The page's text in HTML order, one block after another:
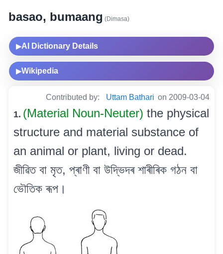
basao, bumaang (Dimasa)
▶AI Dictionary Details
▶Wikipedia
Contributed by: Uttam Bathari on 2009-03-04
1. (Material Noun-Neuter) the physical
structure and material substance of
an animal or plant, living or dead.
জীৱিত বা মৃত, প্ৰাণী বা উদ্ভিদৰ শাৰীৰিক গঠন বা
ভৌতিক ৰূপ।